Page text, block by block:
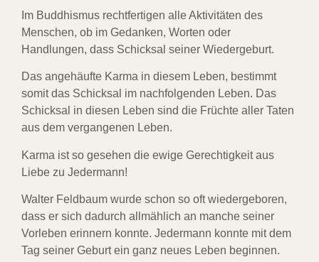
Im Buddhismus rechtfertigen alle Aktivitäten des
Menschen, ob im Gedanken, Worten oder
Handlungen, dass Schicksal seiner Wiedergeburt.
Das angehäufte Karma in diesem Leben, bestimmt
somit das Schicksal im nachfolgenden Leben. Das
Schicksal in diesen Leben sind die Früchte aller Taten
aus dem vergangenen Leben.
Karma ist so gesehen die ewige Gerechtigkeit aus
Liebe zu Jedermann!
Walter Feldbaum wurde schon so oft wiedergeboren,
dass er sich dadurch allmählich an manche seiner
Vorleben erinnern konnte. Jedermann konnte mit dem
Tag seiner Geburt ein ganz neues Leben beginnen.